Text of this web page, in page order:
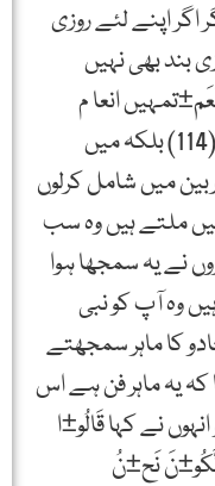
اگر اپنے لئے روزی
بند بھی نہیں
انعا م
دیںگے وَاِنَّکُم± لَمِنَ ال±مُقَرَّبِی±نَ(114) بلکہ میں
میں شامل کرلوں
ملتے ہیں وہ سب
نے یہ سمجھا ہوا
وہ آپ کو نبی
کا ماہر سمجھتے
کہ یہ ماہر فن ہے اس
نے کہا قَالُو±ا
نَح±نُ